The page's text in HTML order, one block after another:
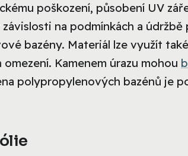
poškození, působení UV
na podmínkách a
bazény. Materiál lze využít
Kamenem úrazu mohou
polypropylenových bazénů je